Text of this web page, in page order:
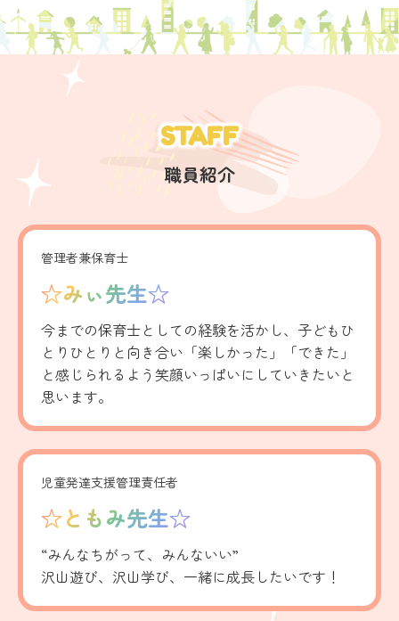
STAFF
職員紹介
管理者兼保育士
☆みぃ先生☆
今までの保育士としての経験を活かし、子どもひ
とりひとりと向き合い「楽しかった」「できた」
と感じられるよう笑顔いっぱいにしていきたいと
思います。
児童発達支援管理責任者
☆ともみ先生☆
“みんなちがって、みんないい”
沢山遊び、沢山学び、一緒に成長したいです！